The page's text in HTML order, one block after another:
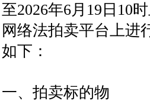
至2026年6月19日10
网络法拍卖平台上进
如下：
一、拍卖标的物